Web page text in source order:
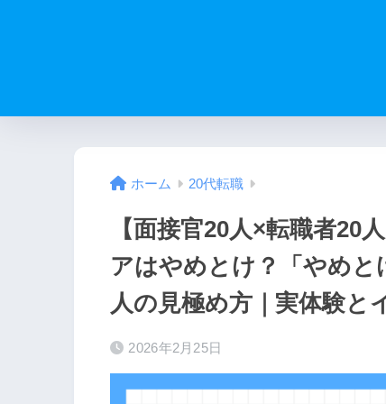
ホーム 20代転職
【面接官20人×転職者20
アはやめとけ？「やめと
人の見極め方｜実体験と
2026年2月25日